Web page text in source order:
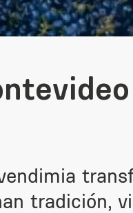
tradición,